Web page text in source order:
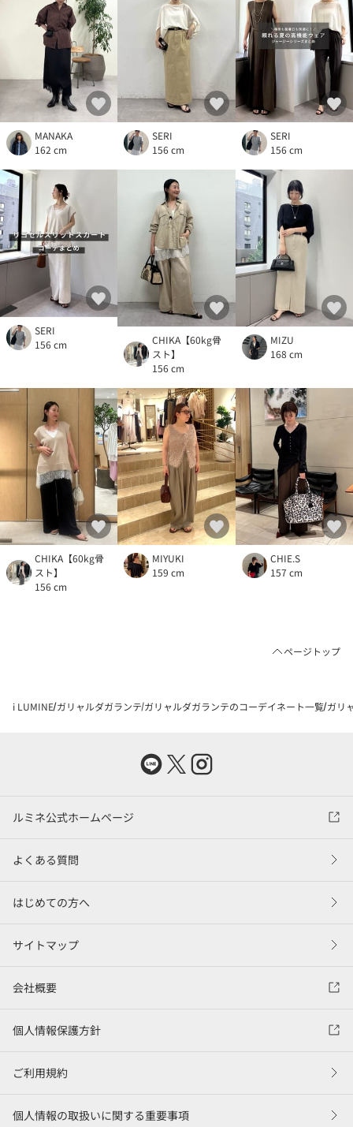
MANAKA
162 cm
SERI
156 cm
SERI
156 cm
SERI
156 cm
CHIKA【60kg骨
スト】
156 cm
MIZU
168 cm
CHIKA【60kg骨
スト】
156 cm
MIYUKI
159 cm
CHIE.S
157 cm
ページトップ
i LUMINE ガリャルダガランテ ガリャルダガランテのコーデイネート一覧 ガリ
ルミネ公式ホームページ
よくある質問
はじめての方へ
サイトマップ
会社概要
個人情報保護方針
ご利用規約
個人情報の取扱いに関する重要事項